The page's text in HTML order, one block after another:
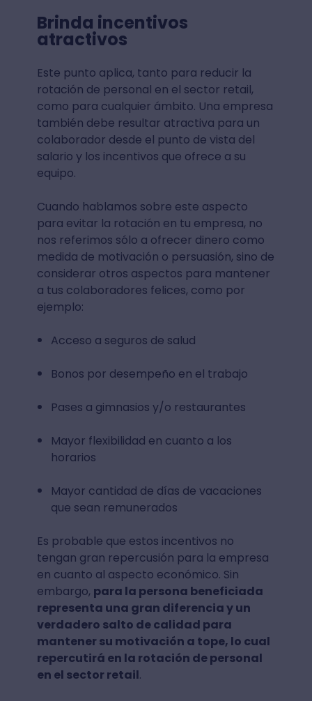
Brinda incentivos
atractivos
Este punto aplica, tanto para reducir la
rotación de personal en el sector retail,
como para cualquier ámbito. Una empresa
también debe resultar atractiva para un
colaborador desde el punto de vista del
salario y los incentivos que ofrece a su
equipo.
Cuando hablamos sobre este aspecto
para evitar la rotación en tu empresa, no
nos referimos sólo a ofrecer dinero como
medida de motivación o persuasión, sino de
considerar otros aspectos para mantener
a tus colaboradores felices, como por
ejemplo:
Acceso a seguros de salud
Bonos por desempeño en el trabajo
Pases a gimnasios y/o restaurantes
Mayor flexibilidad en cuanto a los
horarios
Mayor cantidad de días de vacaciones
que sean remunerados
Es probable que estos incentivos no
tengan gran repercusión para la empresa
en cuanto al aspecto económico. Sin
embargo, para la persona beneficiada
representa una gran diferencia y un
verdadero salto de calidad para
mantener su motivación a tope, lo cual
repercutirá en la rotación de personal
en el sector retail.